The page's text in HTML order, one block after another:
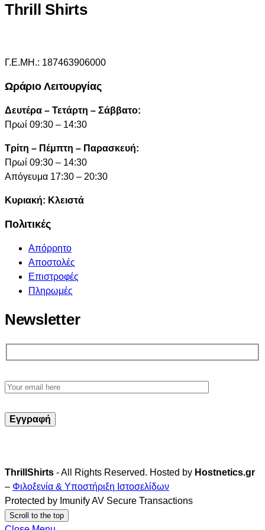
Thrill Shirts
Γ.Ε.ΜΗ.: 187463906000
Ωράριο Λειτουργίας
Δευτέρα – Τετάρτη – Σάββατο:
Πρωί 09:30 – 14:30
Τρίτη – Πέμπτη – Παρασκευή:
Πρωί 09:30 – 14:30
Απόγευμα 17:30 – 20:30
Κυριακή: Κλειστά
Πολιτικές
Απόρρητο
Αποστολές
Επιστροφές
Πληρωμές
Newsletter
ThrillShirts - All Rights Reserved. Hosted by Hostnetics.gr
– Φιλοξενία & Υποστήριξη Ιστοσελίδων
Protected by Imunify AV Secure Transactions
Scroll to the top